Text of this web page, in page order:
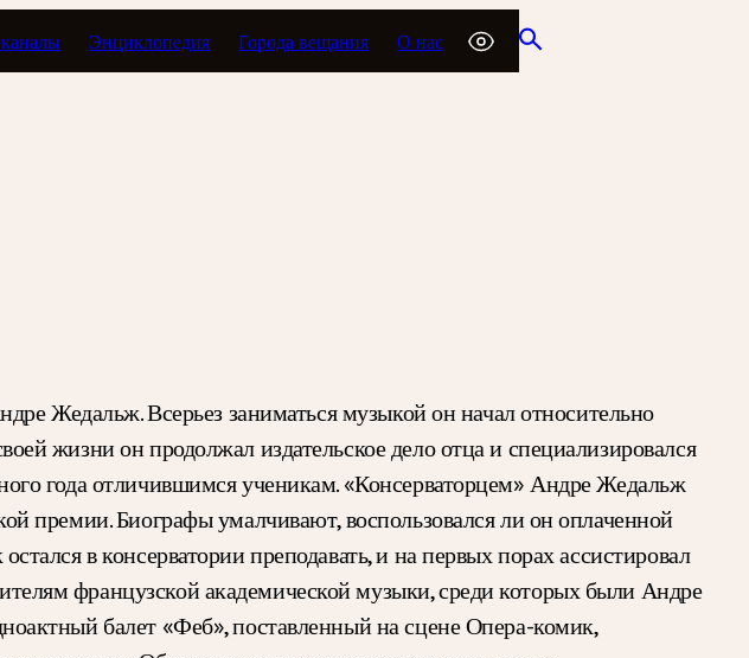
Энциклопедия Города вещания О нас
Жедальж. Всерьез заниматься музыкой он начал относительно
жизни он продолжал издательское дело отца и специализировался
года отличившимся ученикам. «Консерваторцем» Андре Жедальж
премии. Биографы умалчивают, воспользовался ли он оплаченной
в консерватории преподавать, и на первых порах ассистировал
французской академической музыки, среди которых были Андре
балет «Феб», поставленный на сцене Опера-комик,